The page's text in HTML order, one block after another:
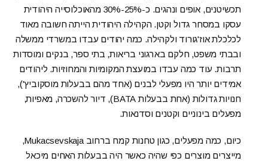
תכשיטנים, אופים ונהגים. כ-25%-30% מהאוכלוסייה היהודית
עסקו במסחר גדול וקטן. הקהילה היהודית הייתה חשובה מאוד
לכלכלת אוז'גורוד ולקהילה. כמה יהודים עבדו במשרדי ממשלה
ובבתי משפט, חלקם בארגוני בריאות, בתי ספר, בנקים ומוסדות
תרבות. עוד כמה עבדו במועצת המקומיות והמחוזיות. ליהודים
אמידים יותר היו מפעלי לבנים (אחד מהם בבעלות מוסקוביץ'),
חנויות גדולות (אחת בבעלות BATA), דיור להשכרה, מאפיות,
מפעלים בינוניים וקטנים וסדנאות.
כיום, כמה מפעלים, כגון טחנות קמח ברחוב Mukacsevskaja,
מייצרים מוצרים כפי שהיה כאשר היה בבעלות האחים מיכאל